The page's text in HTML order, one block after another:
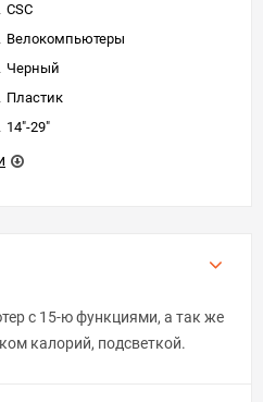
CSC
Велокомпьютеры
Черный
Пластик
14"-29"
с 15-ю функциями, а так же
калорий, подсветкой.